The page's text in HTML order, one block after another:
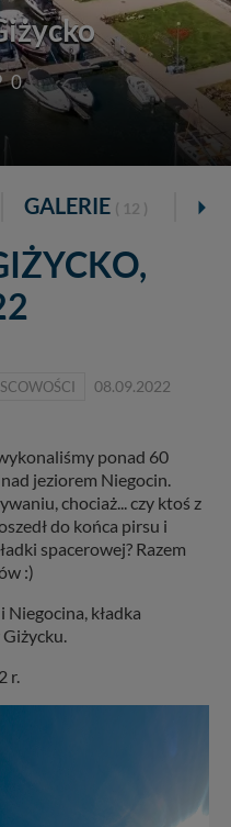
0
GALERIE ( 12 )
08.09.2022
ponad 60
jeziorem Niegocin.
chociaż... czy ktoś z
do końca pirsu i
spacerowej? Razem
:)
Niegocina, kładka
r.